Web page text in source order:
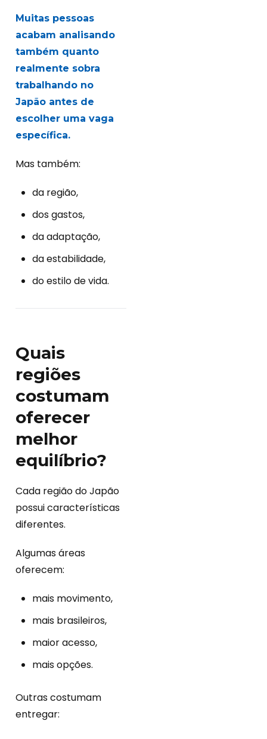
Muitas pessoas
acabam analisando
também quanto
realmente sobra
trabalhando no
Japão antes de
escolher uma vaga
específica.
Mas também:
da região,
dos gastos,
da adaptação,
da estabilidade,
do estilo de vida.
Quais
regiões
costumam
oferecer
melhor
equilíbrio?
Cada região do Japão
possui características
diferentes.
Algumas áreas
oferecem:
mais movimento,
mais brasileiros,
maior acesso,
mais opções.
Outras costumam
entregar: